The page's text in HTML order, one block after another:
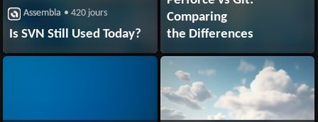
Assembla • 420 jours
Is SVN Still Used Today?
Comparing
the Differences